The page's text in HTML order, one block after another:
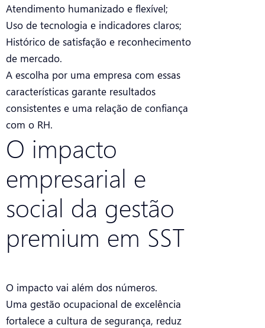
Atendimento humanizado e flexível;
Uso de tecnologia e indicadores claros;
Histórico de satisfação e reconhecimento
de mercado.
A escolha por uma empresa com essas
características garante resultados
consistentes e uma relação de confiança
com o RH.
O impacto
empresarial e
social da gestão
premium em SST
O impacto vai além dos números.
Uma gestão ocupacional de excelência
fortalece a cultura de segurança, reduz